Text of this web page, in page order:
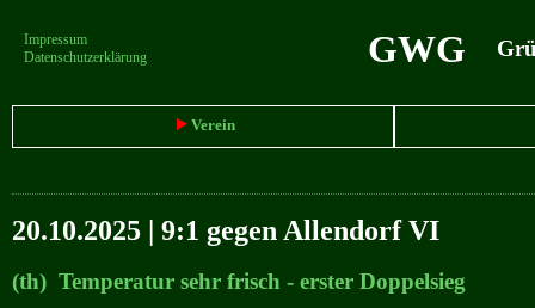
Impressum
Datenschutzerklärung
GWG
Verein
20.10.2025 | 9:1 gegen Allendorf VI
(th) Temperatur sehr frisch - erster Doppelsieg